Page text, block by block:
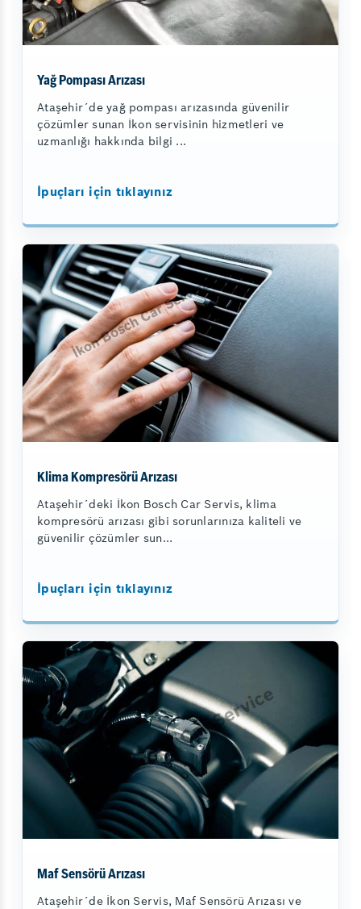
Yağ Pompası Arızası
Ataşehir´de yağ pompası arızasında güvenilir
çözümler sunan İkon servisinin hizmetleri ve
uzmanlığı hakkında bilgi ...
İpuçları için tıklayınız
Klima Kompresörü Arızası
Ataşehir´deki İkon Bosch Car Servis, klima
kompresörü arızası gibi sorunlarınıza kaliteli ve
güvenilir çözümler sun...
İpuçları için tıklayınız
Maf Sensörü Arızası
Ataşehir´de İkon Servis, Maf Sensörü Arızası ve